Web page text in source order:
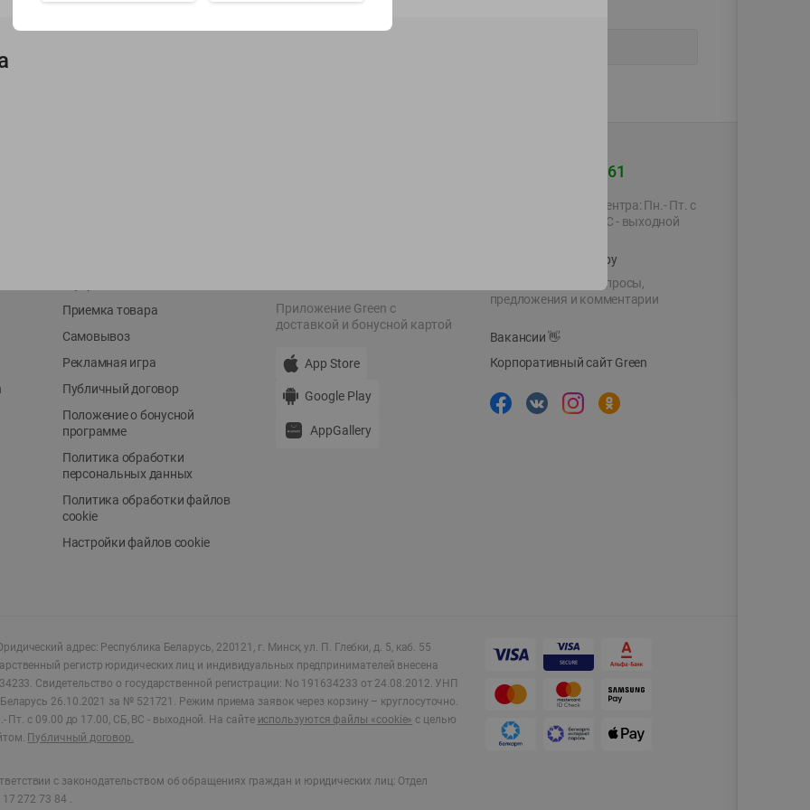
Приемка товара
Самовывоз
Рекламная игра
Публичный договор
Положение о бонусной
программе
Политика обработки
персональных данных
Политика обработки файлов
cookie
Настройки файлов cookie
Приложение Green c
доставкой и бонусной картой
App Store
Google Play
AppGallery
+375 44 560-60-61
Время работы Call-центра: Пн.- Пт. с
09.00 до 17.00, СБ, ВС - выходной
shop@green-market.by
Пишите нам свои вопросы,
предложения и комментарии
Вакансии👋
Корпоративный сайт Green
адрес: Республика Беларусь, 220121, г. Минск, ул. П. Глебки, д. 5, каб. 55
регистр юридических лиц и индивидуальных предпринимателей внесена
Свидетельство о государственной регистрации: No 191634233 от 24.08.2012. УНП
26.10.2021 за № 521721. Режим приема заявок через корзину – круглосуточно.
Пт. с 09.00 до 17.00, СБ, ВС - выходной. На сайте используются файлы «cookie» с целью
Публичный договор.
с законодательством об обращениях граждан и юридических лиц: Отдел
272 73 84 .